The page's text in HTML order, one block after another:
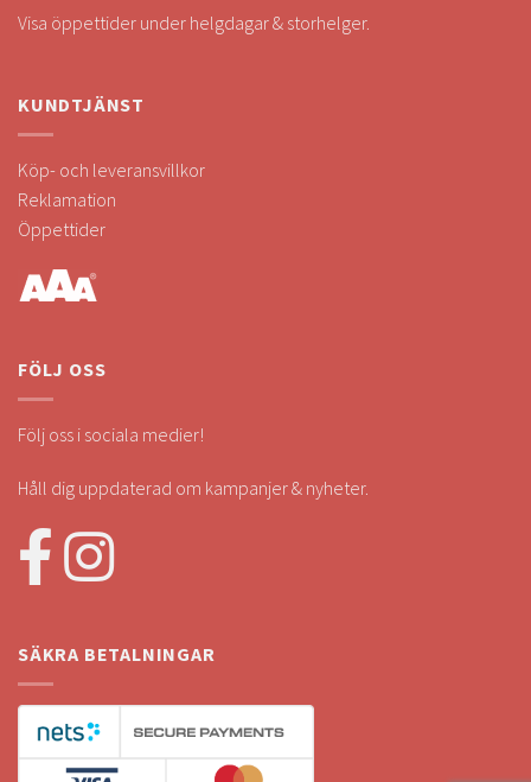
Visa öppettider under helgdagar & storhelger.
KUNDTJÄNST
Köp- och leveransvillkor
Reklamation
Öppettider
FÖLJ OSS
Följ oss i sociala medier!
Håll dig uppdaterad om kampanjer & nyheter.
SÄKRA BETALNINGAR